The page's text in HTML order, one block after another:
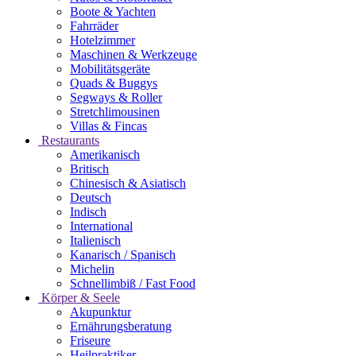
Boote & Yachten
Fahrräder
Hotelzimmer
Maschinen & Werkzeuge
Mobilitätsgeräte
Quads & Buggys
Segways & Roller
Stretchlimousinen
Villas & Fincas
Restaurants
Amerikanisch
Britisch
Chinesisch & Asiatisch
Deutsch
Indisch
International
Italienisch
Kanarisch / Spanisch
Michelin
Schnellimbiß / Fast Food
Körper & Seele
Akupunktur
Ernährungsberatung
Friseure